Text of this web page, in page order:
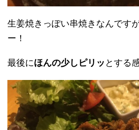
生姜焼きっぽい串焼きなんです
ー！
最後にほんの少しピリッ とする